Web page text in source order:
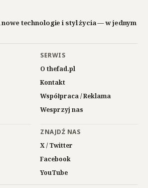
technologie i styl życia — w jednym
SERWIS
O thefad.pl
Kontakt
Współpraca / Reklama
Wesprzyj nas
ZNAJDŹ NAS
X / Twitter
Facebook
YouTube